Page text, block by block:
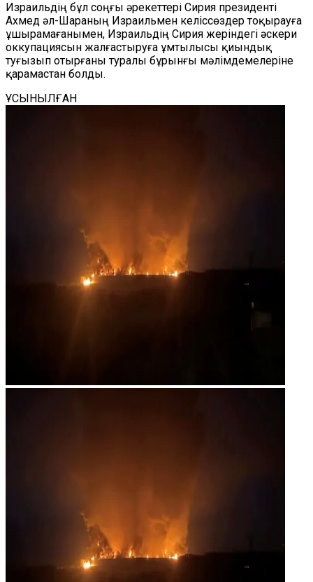
Израильдің бұл соңғы әрекеттері Сирия президенті
Ахмед әл-Шараның Израильмен келіссөздер тоқырауға
ұшырамағанымен, Израильдің Сирия жеріндегі әскери
оккупациясын жалғастыруға ұмтылысы қиындық
туғызып отырғаны туралы бұрынғы мәлімдемелеріне
қарамастан болды.
ҰСЫНЫЛҒАН